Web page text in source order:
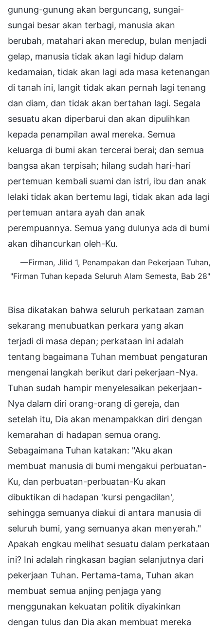
gunung-gunung akan berguncang, sungai-
sungai besar akan terbagi, manusia akan
berubah, matahari akan meredup, bulan menjadi
gelap, manusia tidak akan lagi hidup dalam
kedamaian, tidak akan lagi ada masa ketenangan
di tanah ini, langit tidak akan pernah lagi tenang
dan diam, dan tidak akan bertahan lagi. Segala
sesuatu akan diperbarui dan akan dipulihkan
kepada penampilan awal mereka. Semua
keluarga di bumi akan tercerai berai; dan semua
bangsa akan terpisah; hilang sudah hari-hari
pertemuan kembali suami dan istri, ibu dan anak
lelaki tidak akan bertemu lagi, tidak akan ada lagi
pertemuan antara ayah dan anak
perempuannya. Semua yang dulunya ada di bumi
akan dihancurkan oleh-Ku.
—Firman, Jilid 1, Penampakan dan Pekerjaan Tuhan,
"Firman Tuhan kepada Seluruh Alam Semesta, Bab 28"
Bisa dikatakan bahwa seluruh perkataan zaman
sekarang menubuatkan perkara yang akan
terjadi di masa depan; perkataan ini adalah
tentang bagaimana Tuhan membuat pengaturan
mengenai langkah berikut dari pekerjaan-Nya.
Tuhan sudah hampir menyelesaikan pekerjaan-
Nya dalam diri orang-orang di gereja, dan
setelah itu, Dia akan menampakkan diri dengan
kemarahan di hadapan semua orang.
Sebagaimana Tuhan katakan: "Aku akan
membuat manusia di bumi mengakui perbuatan-
Ku, dan perbuatan-perbuatan-Ku akan
dibuktikan di hadapan 'kursi pengadilan',
sehingga semuanya diakui di antara manusia di
seluruh bumi, yang semuanya akan menyerah."
Apakah engkau melihat sesuatu dalam perkataan
ini? Ini adalah ringkasan bagian selanjutnya dari
pekerjaan Tuhan. Pertama-tama, Tuhan akan
membuat semua anjing penjaga yang
menggunakan kekuatan politik diyakinkan
dengan tulus dan Dia akan membuat mereka